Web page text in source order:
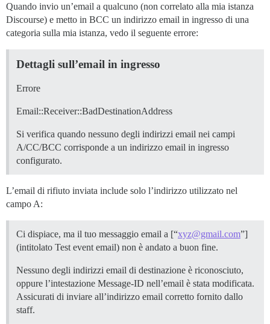
Quando invio un’email a qualcuno (non correlato alla mia istanza
Discourse) e metto in BCC un indirizzo email in ingresso di una
categoria sulla mia istanza, vedo il seguente errore:
Dettagli sull’email in ingresso
Errore
Email::Receiver::BadDestinationAddress
Si verifica quando nessuno degli indirizzi email nei campi
A/CC/BCC corrisponde a un indirizzo email in ingresso
configurato.
L’email di rifiuto inviata include solo l’indirizzo utilizzato nel
campo A:
Ci dispiace, ma il tuo messaggio email a [“xyz@gmail.com”]
(intitolato Test event email) non è andato a buon fine.
Nessuno degli indirizzi email di destinazione è riconosciuto,
oppure l’intestazione Message-ID nell’email è stata modificata.
Assicurati di inviare all’indirizzo email corretto fornito dallo
staff.